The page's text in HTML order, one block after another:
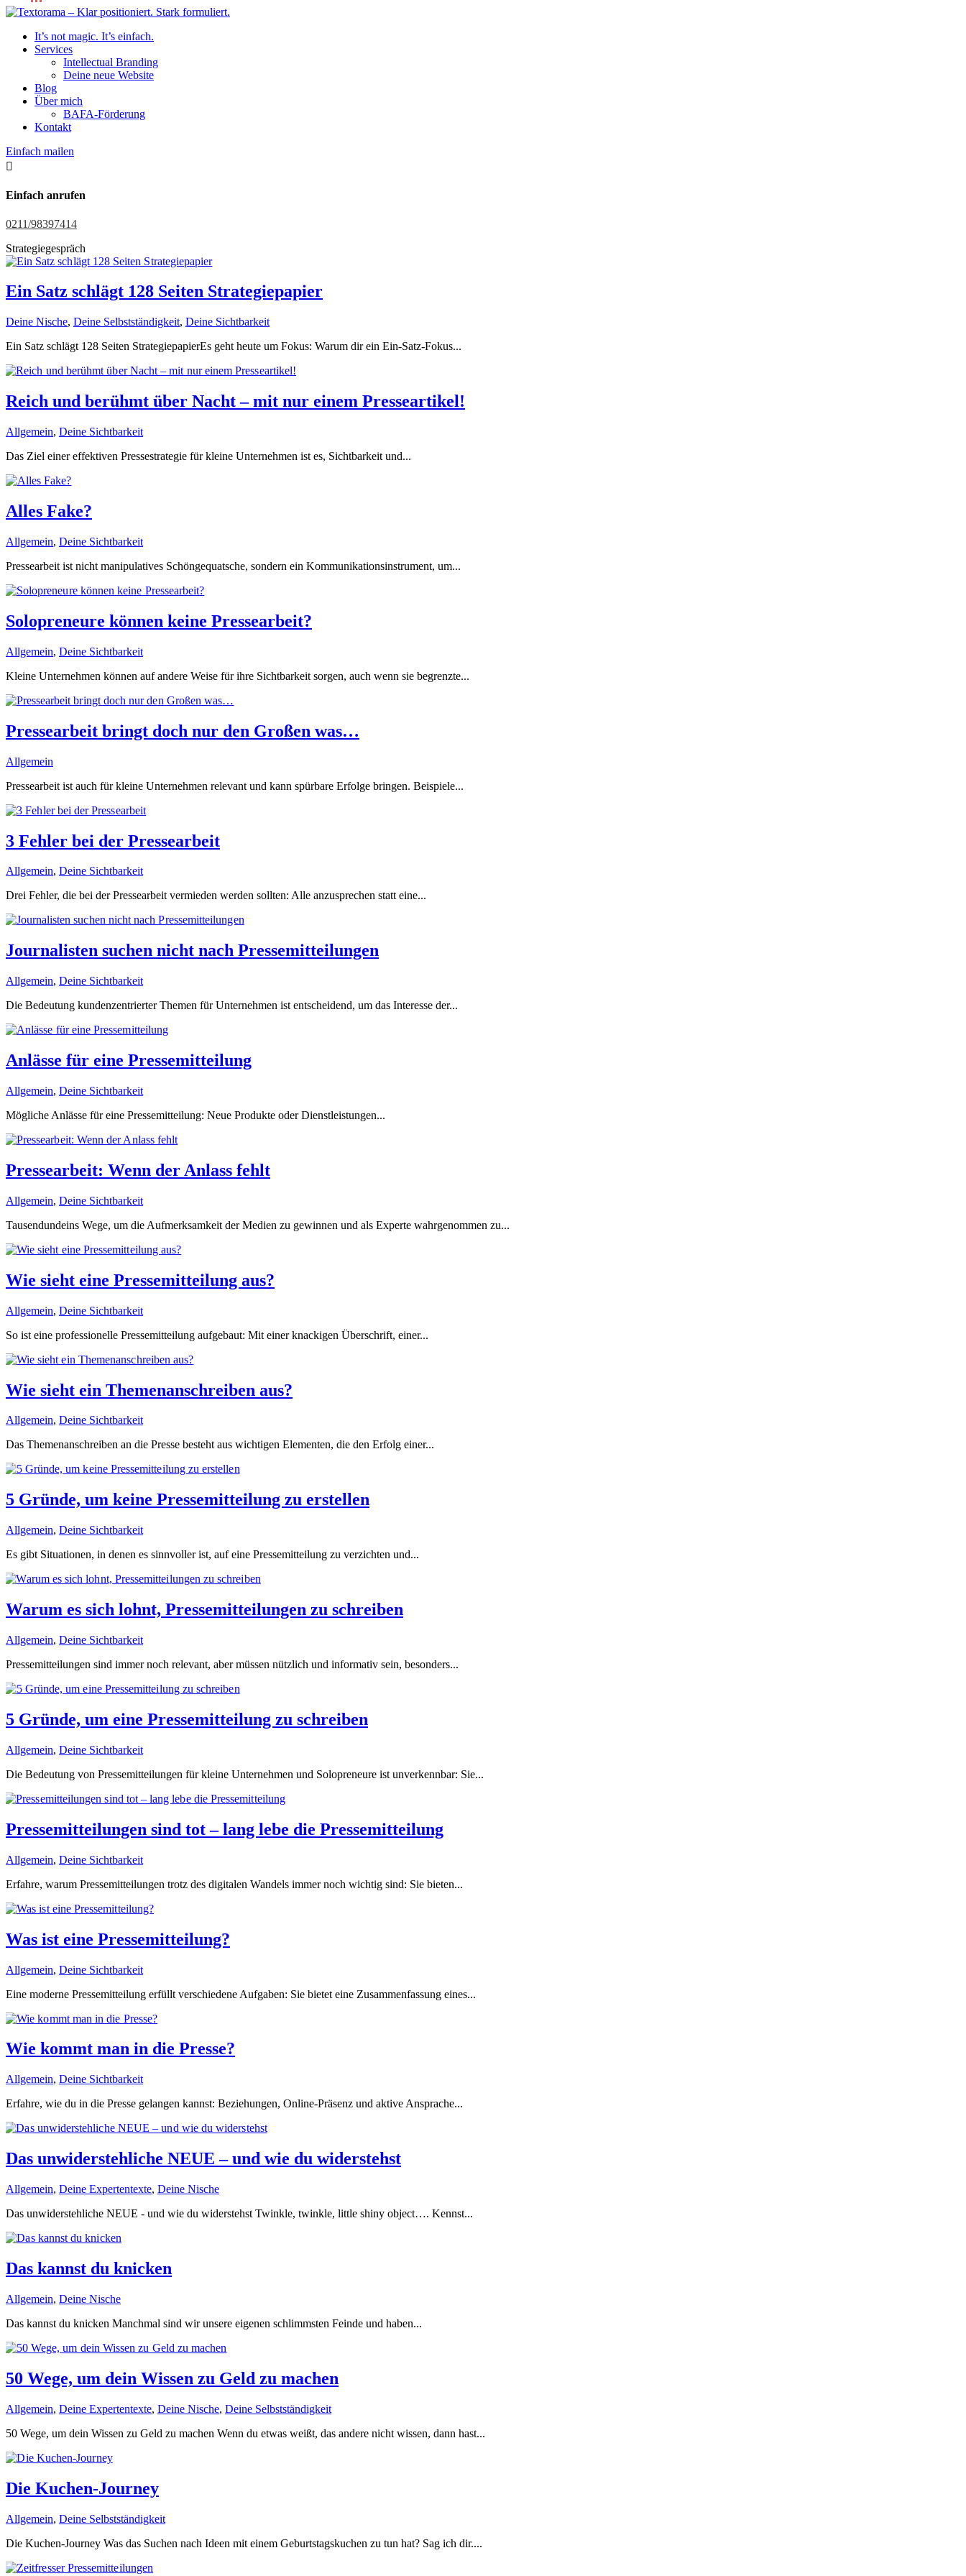
It’s not magic. It’s einfach.
Services
Intellectual Branding
Deine neue Website
Blog
Über mich
BAFA-Förderung
Kontakt
Einfach mailen

Einfach anrufen
0211/98397414
Strategiegespräch
Ein Satz schlägt 128 Seiten Strategiepapier
Deine Nische, Deine Selbstständigkeit, Deine Sichtbarkeit
Ein Satz schlägt 128 Seiten StrategiepapierEs geht heute um Fokus: Warum dir ein Ein-Satz-Fokus...
Reich und berühmt über Nacht – mit nur einem Presseartikel!
Allgemein, Deine Sichtbarkeit
Das Ziel einer effektiven Pressestrategie für kleine Unternehmen ist es, Sichtbarkeit und...
Alles Fake?
Allgemein, Deine Sichtbarkeit
Pressearbeit ist nicht manipulatives Schöngequatsche, sondern ein Kommunikationsinstrument, um...
Solopreneure können keine Pressearbeit?
Allgemein, Deine Sichtbarkeit
Kleine Unternehmen können auf andere Weise für ihre Sichtbarkeit sorgen, auch wenn sie begrenzte...
Pressearbeit bringt doch nur den Großen was…
Allgemein
Pressearbeit ist auch für kleine Unternehmen relevant und kann spürbare Erfolge bringen. Beispiele...
3 Fehler bei der Pressearbeit
Allgemein, Deine Sichtbarkeit
Drei Fehler, die bei der Pressearbeit vermieden werden sollten: Alle anzusprechen statt eine...
Journalisten suchen nicht nach Pressemitteilungen
Allgemein, Deine Sichtbarkeit
Die Bedeutung kundenzentrierter Themen für Unternehmen ist entscheidend, um das Interesse der...
Anlässe für eine Pressemitteilung
Allgemein, Deine Sichtbarkeit
Mögliche Anlässe für eine Pressemitteilung: Neue Produkte oder Dienstleistungen...
Pressearbeit: Wenn der Anlass fehlt
Allgemein, Deine Sichtbarkeit
Tausendundeins Wege, um die Aufmerksamkeit der Medien zu gewinnen und als Experte wahrgenommen zu...
Wie sieht eine Pressemitteilung aus?
Allgemein, Deine Sichtbarkeit
So ist eine professionelle Pressemitteilung aufgebaut: Mit einer knackigen Überschrift, einer...
Wie sieht ein Themenanschreiben aus?
Allgemein, Deine Sichtbarkeit
Das Themenanschreiben an die Presse besteht aus wichtigen Elementen, die den Erfolg einer...
5 Gründe, um keine Pressemitteilung zu erstellen
Allgemein, Deine Sichtbarkeit
Es gibt Situationen, in denen es sinnvoller ist, auf eine Pressemitteilung zu verzichten und...
Warum es sich lohnt, Pressemitteilungen zu schreiben
Allgemein, Deine Sichtbarkeit
Pressemitteilungen sind immer noch relevant, aber müssen nützlich und informativ sein, besonders...
5 Gründe, um eine Pressemitteilung zu schreiben
Allgemein, Deine Sichtbarkeit
Die Bedeutung von Pressemitteilungen für kleine Unternehmen und Solopreneure ist unverkennbar: Sie...
Pressemitteilungen sind tot – lang lebe die Pressemitteilung
Allgemein, Deine Sichtbarkeit
Erfahre, warum Pressemitteilungen trotz des digitalen Wandels immer noch wichtig sind: Sie bieten...
Was ist eine Pressemitteilung?
Allgemein, Deine Sichtbarkeit
Eine moderne Pressemitteilung erfüllt verschiedene Aufgaben: Sie bietet eine Zusammenfassung eines...
Wie kommt man in die Presse?
Allgemein, Deine Sichtbarkeit
Erfahre, wie du in die Presse gelangen kannst: Beziehungen, Online-Präsenz und aktive Ansprache...
Das unwiderstehliche NEUE – und wie du widerstehst
Allgemein, Deine Expertentexte, Deine Nische
Das unwiderstehliche NEUE - und wie du widerstehst Twinkle, twinkle, little shiny object…. Kennst...
Das kannst du knicken
Allgemein, Deine Nische
Das kannst du knicken ​Manchmal sind wir unsere eigenen schlimmsten Feinde und haben...
50 Wege, um dein Wissen zu Geld zu machen
Allgemein, Deine Expertentexte, Deine Nische, Deine Selbstständigkeit
50 Wege, um dein Wissen zu Geld zu machen Wenn du etwas weißt, das andere nicht wissen, dann hast...
Die Kuchen-Journey
Allgemein, Deine Selbstständigkeit
Die Kuchen-Journey Was das Suchen nach Ideen mit einem Geburtstagskuchen zu tun hat? Sag ich dir....